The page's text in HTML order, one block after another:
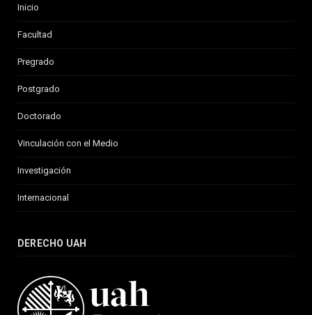
Inicio
Facultad
Pregrado
Postgrado
Doctorado
Vinculación con el Medio
Investigación
Internacional
DERECHO UAH